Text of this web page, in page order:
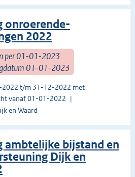
onroerende-
2022
per 01-01-2023
01-01-2023
2022 t/m 31-12-2022 met
vanaf 01-01-2022
en Waard
ambtelijke bijstand en
Dijk en